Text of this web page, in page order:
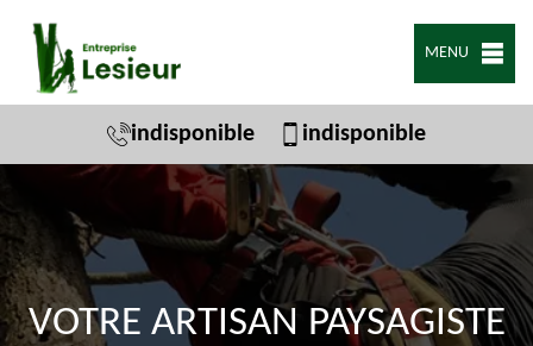
MENU
indisponible indisponible
VOTRE ARTISAN PAYSAGISTE